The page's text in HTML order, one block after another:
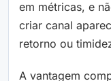
em métricas, e
criar canal
retorno ou
A vantagem